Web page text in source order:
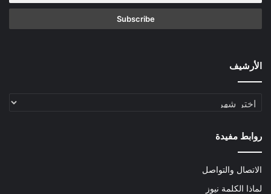
الأرشيف
الأرشيف
روابط مفيدة
الاتصال والتواصل
لماذا الكلمة نيوز